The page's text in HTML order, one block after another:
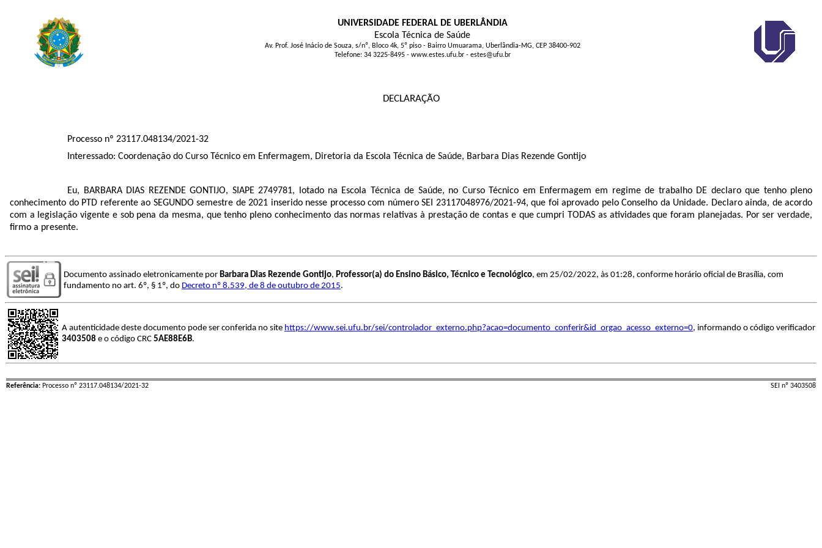
UNIVERSIDADE FEDERAL DE UBERLÂNDIA
Escola Técnica de Saúde
Av. Prof. José Inácio de Souza, s/nº, Bloco 4k, 5º piso - Bairro Umuarama, Uberlândia-MG, CEP 38400-902
Telefone: 34 3225-8495 - www.estes.ufu.br - estes@ufu.br
DECLARAÇÃO
Processo nº 23117.048134/2021-32
Interessado: Coordenação do Curso Técnico em Enfermagem, Diretoria da Escola Técnica de Saúde, Barbara Dias Rezende Gontijo
Eu, BARBARA DIAS REZENDE GONTIJO, SIAPE 2749781, lotado na Escola Técnica de Saúde, no Curso Técnico em Enfermagem em regime de trabalho DE declaro que tenho pleno
conhecimento do PTD referente ao SEGUNDO semestre de 2021 inserido nesse processo com número SEI 23117048976/2021-94, que foi aprovado pelo Conselho da Unidade. Declaro ainda, de acordo
com a legislação vigente e sob pena da mesma, que tenho pleno conhecimento das normas relativas à prestação de contas e que cumpri TODAS as atividades que foram planejadas. Por ser verdade,
firmo a presente.
Documento assinado eletronicamente por Barbara Dias Rezende Gontijo, Professor(a) do Ensino Básico, Técnico e Tecnológico, em 25/02/2022, às 01:28, conforme horário oficial de Brasília, com
fundamento no art. 6º, § 1º, do Decreto nº 8.539, de 8 de outubro de 2015.
A autenticidade deste documento pode ser conferida no site https://www.sei.ufu.br/sei/controlador_externo.php?acao=documento_conferir&id_orgao_acesso_externo=0, informando o código verificador
3403508 e o código CRC 5AE88E6B.
Referência: Processo nº 23117.048134/2021-32 SEI nº 3403508